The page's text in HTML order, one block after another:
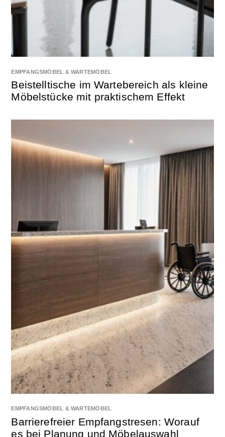
EMPFANGSMÖBEL & WARTEMÖBEL
Beistelltische im Wartebereich als kleine
Möbelstücke mit praktischem Effekt
EMPFANGSMÖBEL & WARTEMÖBEL
Barrierefreier Empfangstresen: Worauf
es bei Planung und Möbelauswahl